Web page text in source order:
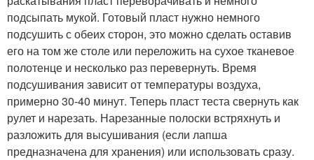
подсыпать мукой. Готовый пласт нужно немного
подсушить с обеих сторон, это можно сделать оставив
его на том же столе или переложить на сухое тканевое
полотенце и несколько раз перевернуть. Время
подсушивания зависит от температуры воздуха,
примерно 30-40 минут. Теперь пласт теста свернуть как
рулет и нарезать. Нарезанные полоски встряхнуть и
разложить для высушивания (если лапша
предназначена для хранения) или использовать сразу.